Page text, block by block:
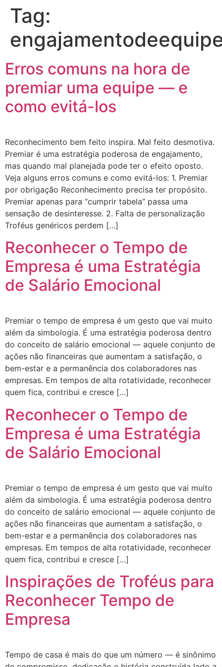
Tag:
Erros comuns na hora de
premiar uma equipe — e
como evitá-los
Reconhecimento bem feito inspira. Mal feito desmotiva.
Premiar é uma estratégia poderosa de engajamento,
mas quando mal planejada pode ter o efeito oposto.
Veja alguns erros comuns e como evitá-los: 1. Premiar
por obrigação Reconhecimento precisa ter propósito.
Premiar apenas para “cumprir tabela” passa uma
sensação de desinteresse. 2. Falta de personalização
Troféus genéricos perdem […]
Reconhecer o Tempo de
Empresa é uma Estratégia
de Salário Emocional
Premiar o tempo de empresa é um gesto que vai muito
além da simbologia. É uma estratégia poderosa dentro
do conceito de salário emocional — aquele conjunto de
ações não financeiras que aumentam a satisfação, o
bem-estar e a permanência dos colaboradores nas
empresas. Em tempos de alta rotatividade, reconhecer
quem fica, contribui e cresce […]
Reconhecer o Tempo de
Empresa é uma Estratégia
de Salário Emocional
Premiar o tempo de empresa é um gesto que vai muito
além da simbologia. É uma estratégia poderosa dentro
do conceito de salário emocional — aquele conjunto de
ações não financeiras que aumentam a satisfação, o
bem-estar e a permanência dos colaboradores nas
empresas. Em tempos de alta rotatividade, reconhecer
quem fica, contribui e cresce […]
Inspirações de Troféus para
Reconhecer Tempo de
Empresa
Tempo de casa é mais do que um número — é sinônimo